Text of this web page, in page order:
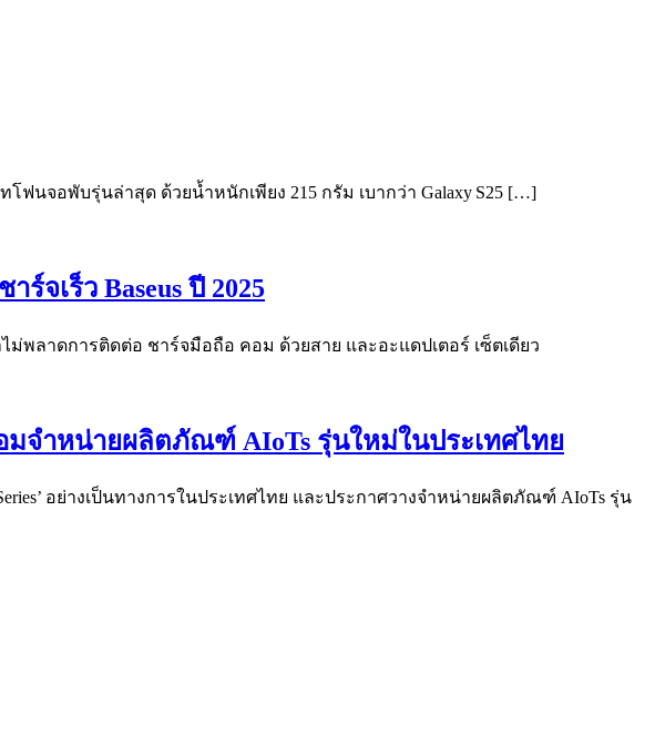
ร์ทโฟนจอพับรุ่นล่าสุด ด้วยน้ำหนักเพียง 215 กรัม เบากว่า Galaxy S25 […]
จเร็ว Baseus ปี 2025
ไม่พลาดการติดต่อ ชาร์จมือถือ คอม ด้วยสาย และอะแดปเตอร์ เซ็ตเดียว
มจำหน่ายผลิตภัณฑ์ AIoTs รุ่นใหม่ในประเทศไทย
อย่างเป็นทางการในประเทศไทย และประกาศวางจำหน่ายผลิตภัณฑ์ AIoTs รุ่น